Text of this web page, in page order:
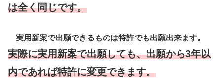
は全く同じです。
実用新案で出願できるものは特許でも出願出来ます。
実際に実用新案で出願しても、出願から3年以
内であれば特許に変更できます。